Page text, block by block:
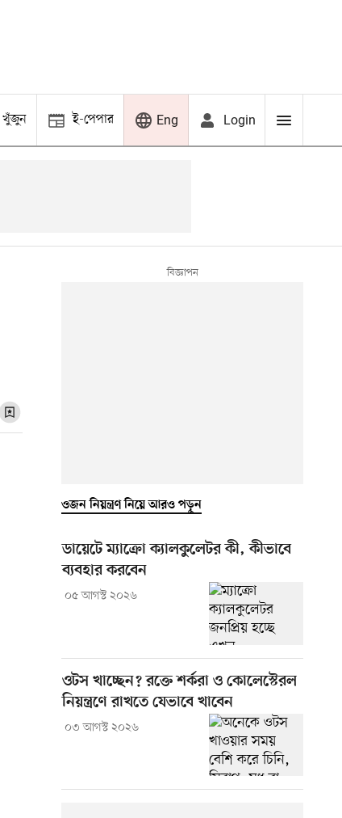
খুঁজুন ই-পেপার Eng Login
ওজন নিয়ন্ত্রণ নিয়ে আরও পড়ুন
ডায়েটে ম্যাক্রো ক্যালকুলেটর কী, কীভাবে
ব্যবহার করবেন
০৫ আগস্ট ২০২৬
ওটস খাচ্ছেন? রক্তে শর্করা ও কোলেস্টেরল
নিয়ন্ত্রণে রাখতে যেভাবে খাবেন
০৩ আগস্ট ২০২৬